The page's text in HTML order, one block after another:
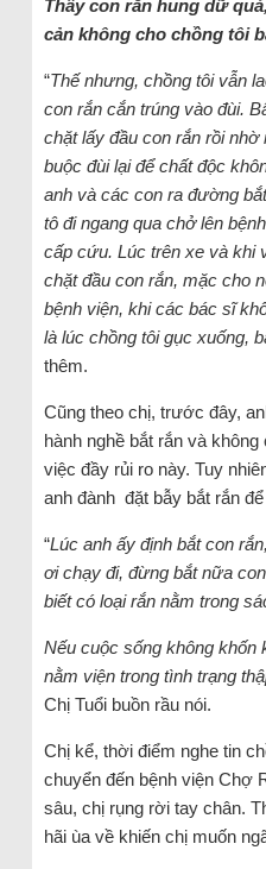
Thấy con rắn hung dữ
cản không cho chồng tôi
“Thế nhưng, chồng tôi vẫn
con rắn cắn trúng vào đùi.
chặt lấy đầu con rắn rồi
buộc đùi lại để chất độc
anh và các con ra đường
tô đi ngang qua chở lên
cấp cứu. Lúc trên xe và khi
chặt đầu con rắn, mặc cho
bệnh viện, khi các bác sĩ
là lúc chồng tôi gục xuống,
thêm.
Cũng theo chị, trước đây,
hành nghề bắt rắn và
việc đầy rủi ro này. Tuy
anh đành đặt bẫy bắt rắn
“Lúc anh ấy định bắt con
ơi chạy đi, đừng bắt nữa
biết có loại rắn nằm trong
Nếu cuộc sống không khốn
nằm viện trong tình trạng
Chị Tuổi buồn rầu nói.
Chị kể, thời điểm nghe tin
chuyển đến bệnh viện Chợ
sâu, chị rụng rời tay chân.
hãi ùa về khiến chị muốn